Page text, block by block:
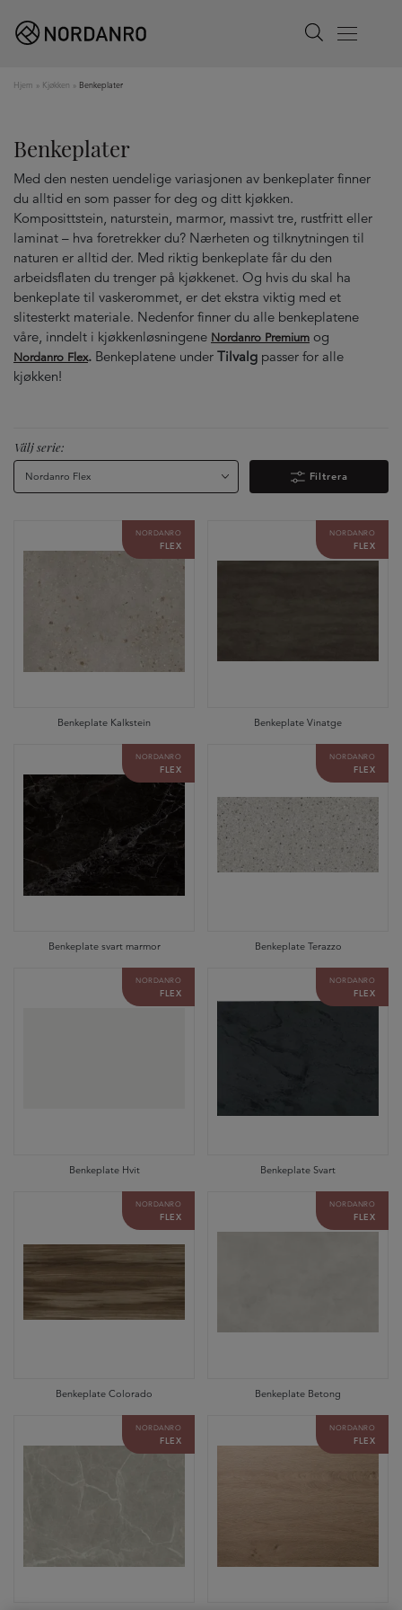
Search
Menu
Hjem » Kjøkken » Benkeplater
Benkeplater
Med den nesten uendelige variasjonen av benkeplater finner
du alltid en som passer for deg og ditt kjøkken.
Komposittstein, naturstein, marmor, massivt tre, rustfritt eller
laminat – hva foretrekker du? Nærheten og tilknytningen til
naturen er alltid der. Med riktig benkeplate får du den
arbeidsflaten du trenger på kjøkkenet. Og hvis du skal ha
benkeplate til vaskerommet, er det ekstra viktig med et
slitesterkt materiale. Nedenfor finner du alle benkeplatene
våre, inndelt i kjøkkenløsningene Nordanro Premium og
Nordanro Flex. Benkeplatene under Tilvalg passer for alle
kjøkken!
Välj serie:
Nordanro Flex Filtrera
NORDANRO
FLEX
Benkeplate Kalkstein
NORDANRO
FLEX
Benkeplate Vinatge
NORDANRO
FLEX
Benkeplate svart marmor
NORDANRO
FLEX
Benkeplate Terazzo
NORDANRO
FLEX
Benkeplate Hvit
NORDANRO
FLEX
Benkeplate Svart
NORDANRO
FLEX
Benkeplate Colorado
NORDANRO
FLEX
Benkeplate Betong
NORDANRO
FLEX
NORDANRO
FLEX